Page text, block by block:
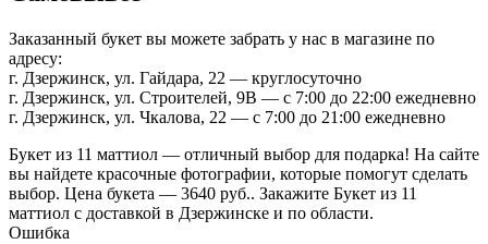
Заказанный букет вы можете забрать у нас в магазине по
адресу:
г. Дзержинск, ул. Гайдара, 22 — круглосуточно
г. Дзержинск, ул. Строителей, 9В — с 7:00 до 22:00 ежедневно
г. Дзержинск, ул. Чкалова, 22 — с 7:00 до 21:00 ежедневно
Букет из 11 маттиол — отличный выбор для подарка! На сайте
вы найдете красочные фотографии, которые помогут сделать
выбор. Цена букета — 3640 руб.. Закажите Букет из 11
маттиол с доставкой в Дзержинске и по области.
Ошибка